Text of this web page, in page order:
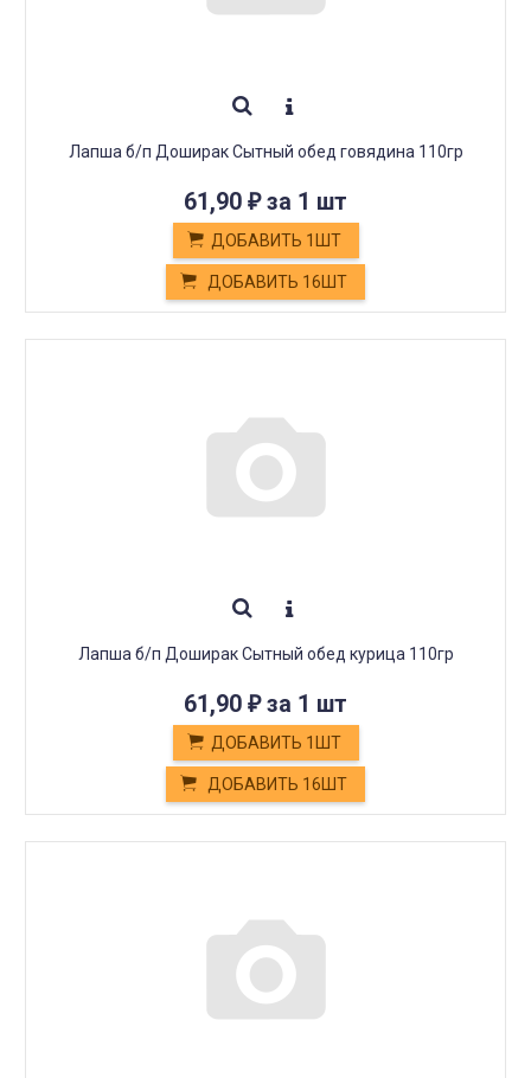
Лапша б/п Доширак Сытный обед говядина 110гр
61,90 ₽за 1 шт
ДОБАВИТЬ 1ШТ
ДОБАВИТЬ 16ШТ
Лапша б/п Доширак Сытный обед курица 110гр
61,90 ₽за 1 шт
ДОБАВИТЬ 1ШТ
ДОБАВИТЬ 16ШТ